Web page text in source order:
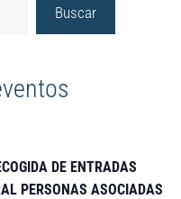
Buscar
DE ENTRADAS
PERSONAS ASOCIADAS